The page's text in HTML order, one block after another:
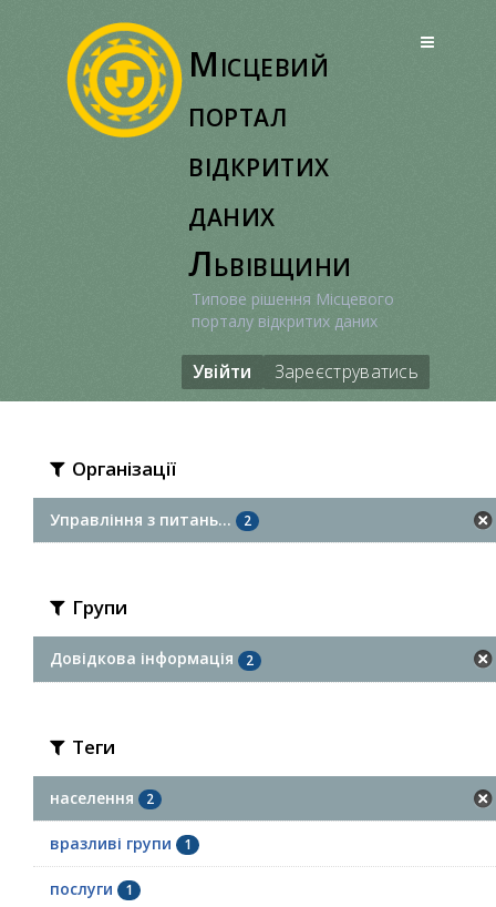
Місцевий
портал
відкритих
даних
Львівщини
Типове рішення Місцевого
порталу відкритих даних
Увійти Зареєструватись
Організації
Управління з питань... 2
Групи
Довідкова інформація 2
Теги
населення 2
вразливі групи 1
послуги 1